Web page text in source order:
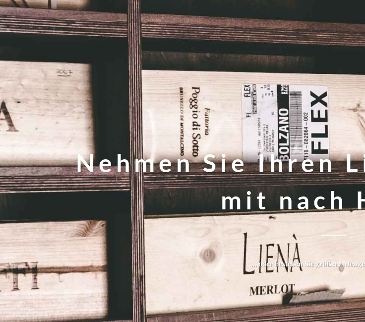
Nehmen Sie Ihren
mit nach
... oder bestellen Sie größere